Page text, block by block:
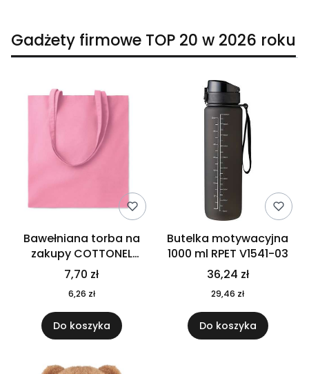
Gadżety firmowe TOP 20 w 2026 roku
Bawełniana torba na
zakupy COTTONEL
COLOUR++ MO9846-11
7,70 zł
6,26 zł
Do koszyka
Butelka motywacyjna
1000 ml RPET V1541-03
36,24 zł
29,46 zł
Do koszyka